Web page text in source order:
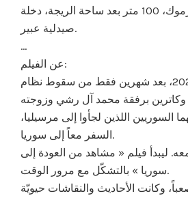
العنوان: شارع اليرموك، 100 متر بعد ساحة الريجة، دخلة
صيدلية عبير.
…
عن الفيلم:
في شباط/فبراير/2025، بعد شهرين فقط من سقوط نظام
وكاترين برفقة محمد آل رشي وزوجته
السوريين اللذين لجأوا إلى مرسيليا،
السفر معاً إلى سوريا.
ليبدأ فيلم « مشاهد من العودة إلى
سوريا » بالتشكّل مع مرور الوقت.
وكانت الأحاديث والنقاشات حيويّة